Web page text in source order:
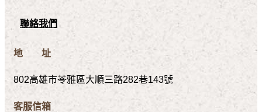
聯絡我們
地 址
802高雄市苓雅區大順三路282巷143號
客服信箱